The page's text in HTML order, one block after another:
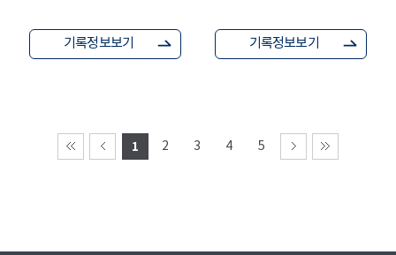
기록정보보기 기록정보보기
1 2 3 4 5